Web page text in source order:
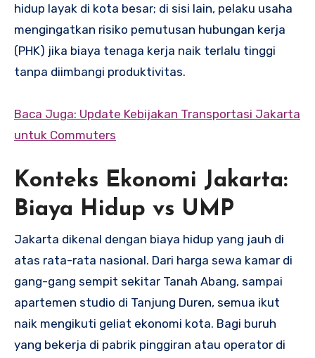
hidup layak di kota besar; di sisi lain, pelaku usaha
mengingatkan risiko pemutusan hubungan kerja
(PHK) jika biaya tenaga kerja naik terlalu tinggi
tanpa diimbangi produktivitas.
Baca Juga: Update Kebijakan Transportasi Jakarta
untuk Commuters
Konteks Ekonomi Jakarta:
Biaya Hidup vs UMP
Jakarta dikenal dengan biaya hidup yang jauh di
atas rata-rata nasional. Dari harga sewa kamar di
gang-gang sempit sekitar Tanah Abang, sampai
apartemen studio di Tanjung Duren, semua ikut
naik mengikuti geliat ekonomi kota. Bagi buruh
yang bekerja di pabrik pinggiran atau operator di